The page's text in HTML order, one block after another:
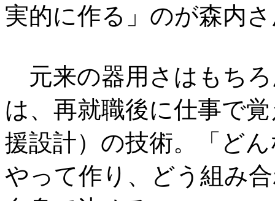
実的に作る」のが森内
元来の器用さはもち
は、再就職後に仕事で
援設計）の技術。「ど
やって作り、どう組み